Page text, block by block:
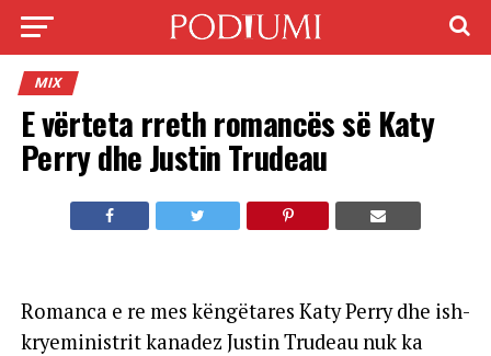
MIX
E vërteta rreth romancës së Katy
Perry dhe Justin Trudeau
Romanca e re mes këngëtares Katy Perry dhe ish-
kryeministrit kanadez Justin Trudeau nuk ka